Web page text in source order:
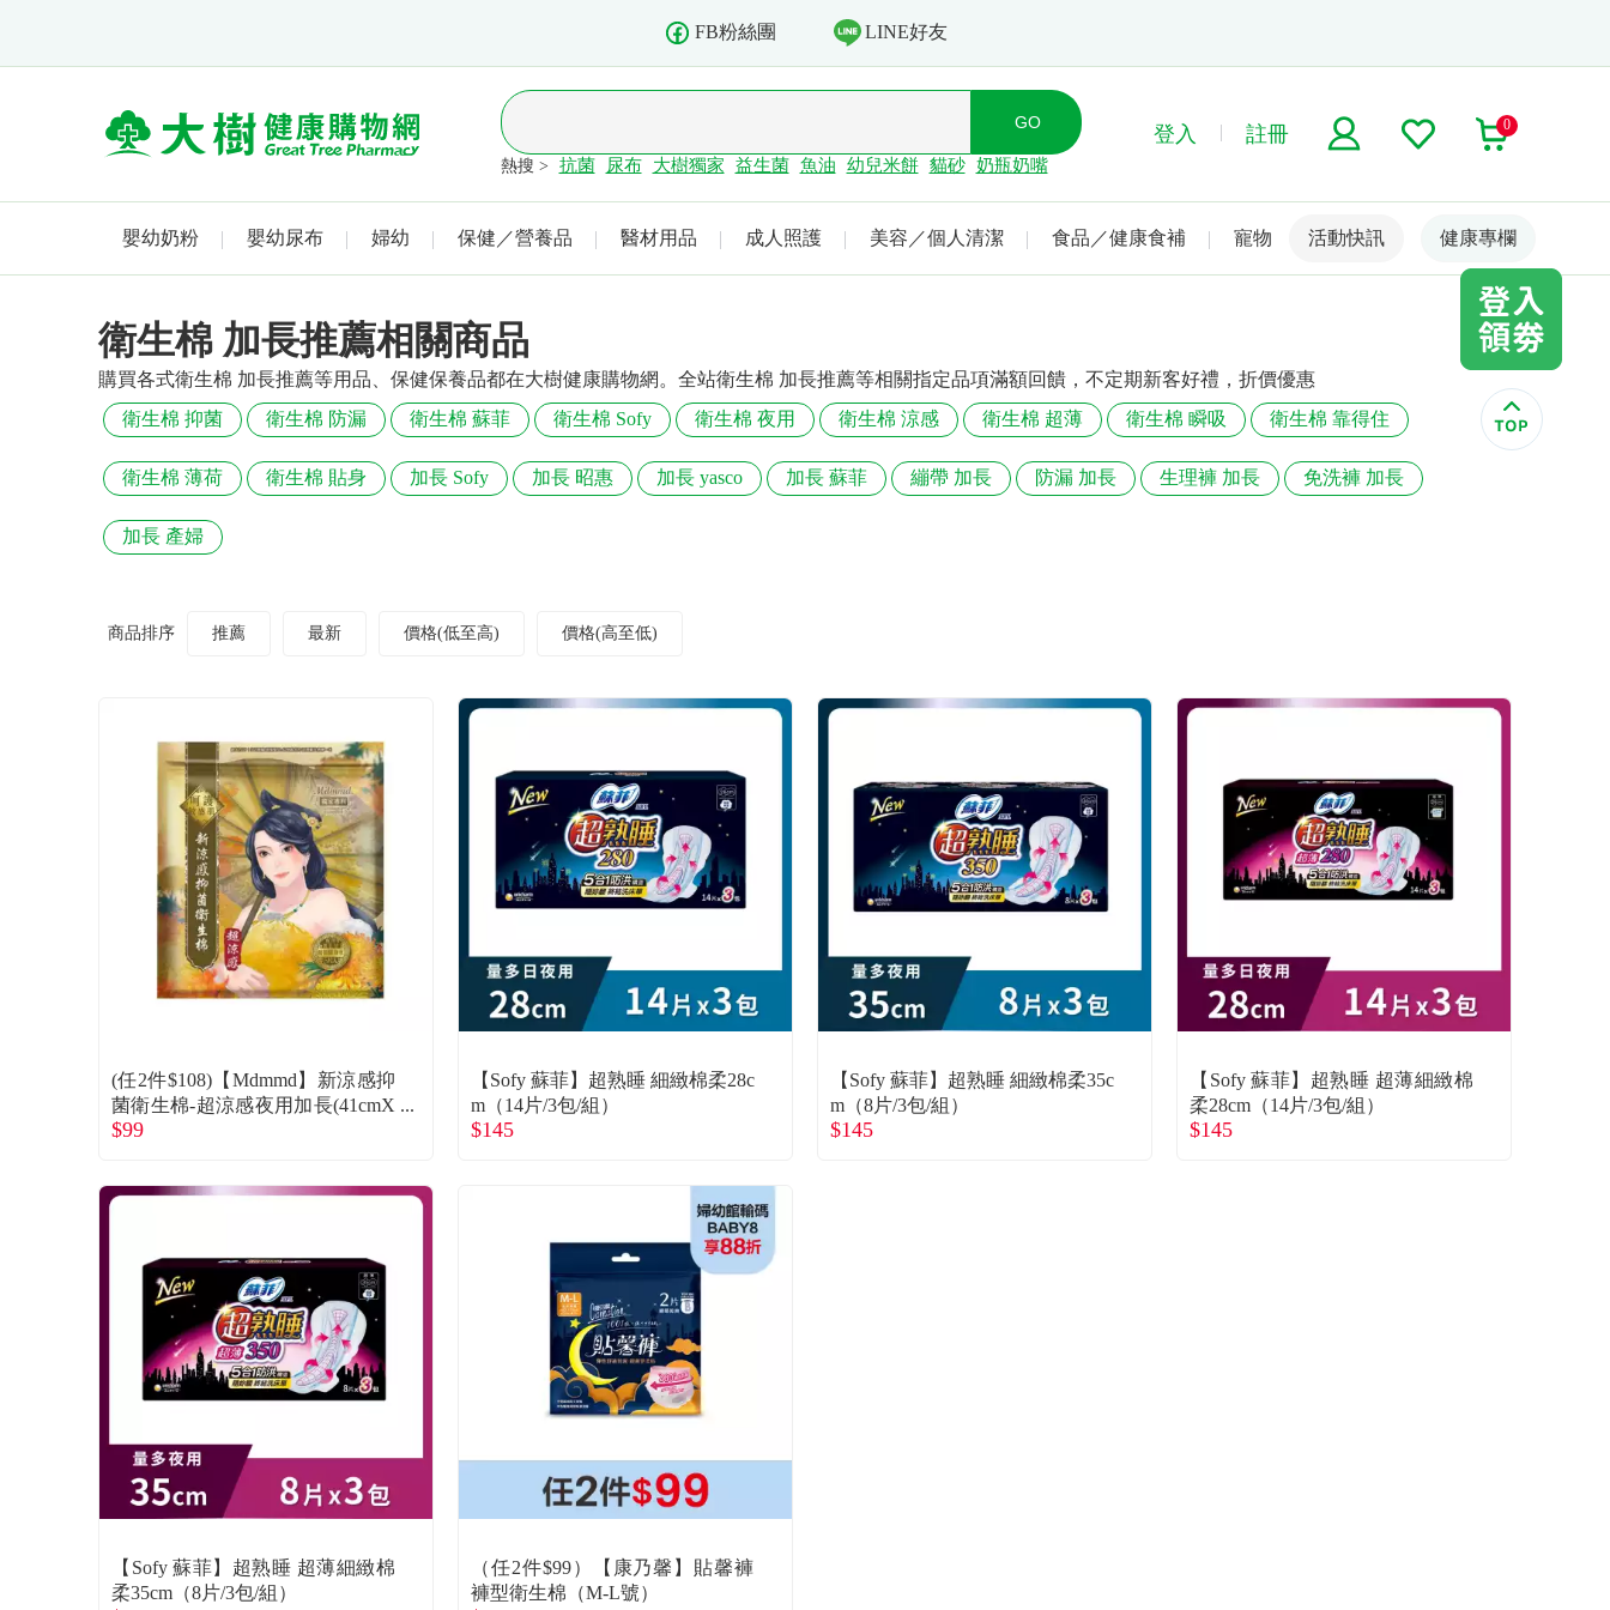
FB粉絲團 LINE好友
熱搜 > 抗菌 尿布 大樹獨家 益生菌 魚油 幼兒米餅 貓砂 奶瓶奶嘴
登入 註冊 0
嬰幼奶粉 嬰幼尿布 婦幼 保健／營養品 醫材用品 成人照護 美容／個人清潔 食品／健康食補 寵物 名人嚴選
活動快訊 健康專欄
衛生棉 加長推薦相關商品
購買各式衛生棉 加長推薦等用品、保健保養品都在大樹健康購物網。全站衛生棉 加長推薦等相關指定品項滿額回饋，不定期新客好禮，折價優惠
衛生棉 抑菌
衛生棉 防漏 衛生棉 蘇菲 衛生棉 Sofy 衛生棉 夜用 衛生棉 涼感 衛生棉 超薄 衛生棉 瞬吸 衛生棉 靠得住
衛生棉 薄荷 衛生棉 貼身 加長 Sofy 加長 昭惠 加長 yasco 加長 蘇菲 繃帶 加長 防漏 加長 生理褲 加長 免洗褲 加長
加長 產婦
商品排序 推薦 最新 價格(低至高) 價格(高至低)
(任2件$108)【Mdmmd】新涼感抑
菌衛生棉-超涼感夜用加長(41cmX
5片)後宮
$99
【Sofy 蘇菲】超熟睡 細緻棉柔28c
m（14片/3包/組）
$145
【Sofy 蘇菲】超熟睡 細緻棉柔35c
m（8片/3包/組）
$145
【Sofy 蘇菲】超熟睡 超薄細緻棉
柔28cm（14片/3包/組）
$145
【Sofy 蘇菲】超熟睡 超薄細緻棉
柔35cm（8片/3包/組）
（任2件$99）【康乃馨】貼馨褲
褲型衛生棉（M-L號）